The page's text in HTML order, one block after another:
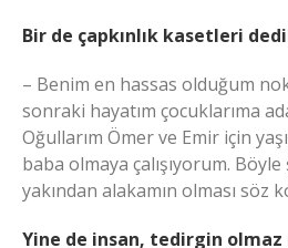
Bir de çapkınlık kasetleri
– Benim en hassas olduğum
sonraki hayatım çocuklarıma
Oğullarım Ömer ve Emir için
baba olmaya çalışıyorum.
yakından alakamın olması söz
Yine de insan, tedirgin olmaz